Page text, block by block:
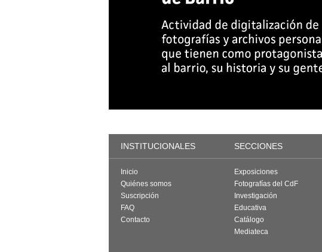
INSTITUCIONALES SECCIONES
Inicio
Quiénes somos
Suscripción
FAQ
Contacto
Exposiciones
Fotografías del CdF
Investigación
Educativa
Catálogo
Mediateca